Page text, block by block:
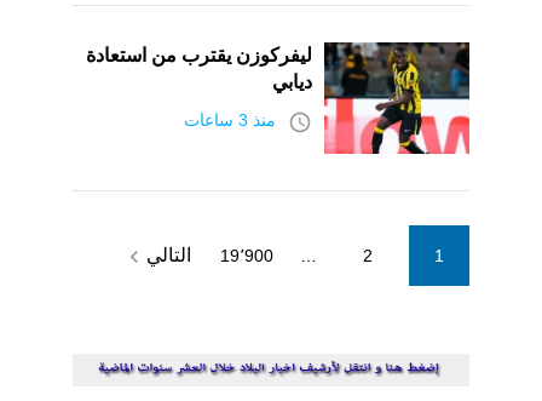
ليفركوزن يقترب من استعادة
ديابي
access_time منذ 3 ساعات
pagination
1
2 19٬900 التالي navigate_next